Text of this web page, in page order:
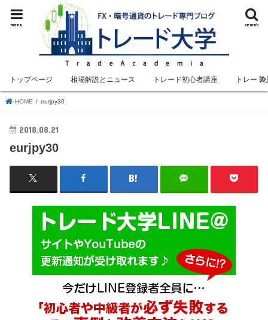
search
menu
トップページ 相場解説とニュース トレード初心者講座 トレード
HOME eurjpy30
2018.08.21
eurjpy30